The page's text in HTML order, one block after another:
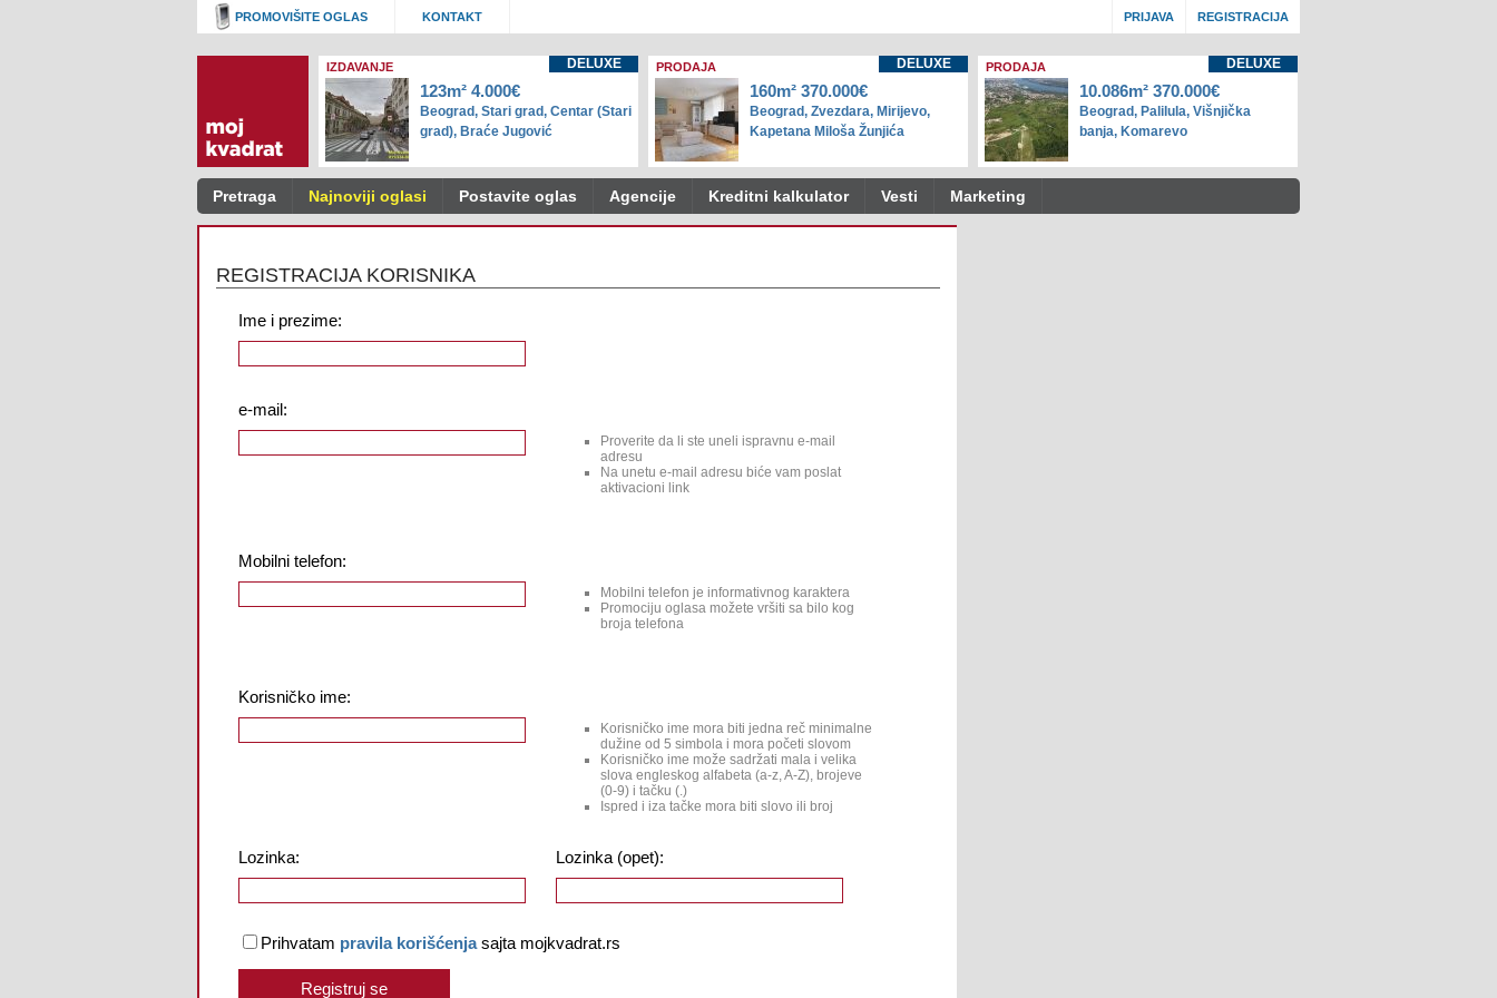
PROMOVIŠITE OGLAS KONTAKT REGISTRACIJA
PRIJAVA
DELUXE
IZDAVANJE
123m² 4.000€
Beograd, Stari grad, Centar (Stari
grad), Braće Jugović
DELUXE
PRODAJA
160m² 370.000€
Beograd, Zvezdara, Mirijevo,
Kapetana Miloša Žunjića
DELUXE
PRODAJA
10.086m² 370.000€
Beograd, Palilula, Višnjička
banja, Komarevo
Pretraga Najnoviji oglasi Postavite oglas Agencije Kreditni kalkulator Vesti Marketing
REGISTRACIJA KORISNIKA
Ime i prezime:
e-mail:
Proverite da li ste uneli ispravnu e-mail
adresu
Na unetu e-mail adresu biće vam poslat
aktivacioni link
Mobilni telefon:
Mobilni telefon je informativnog karaktera
Promociju oglasa možete vršiti sa bilo kog
broja telefona
Korisničko ime:
Korisničko ime mora biti jedna reč minimalne
dužine od 5 simbola i mora početi slovom
Korisničko ime može sadržati mala i velika
slova engleskog alfabeta (a-z, A-Z), brojeve
(0-9) i tačku (.)
Ispred i iza tačke mora biti slovo ili broj
Lozinka: Lozinka (opet):
Prihvatam pravila korišćenjasajta mojkvadrat.rs